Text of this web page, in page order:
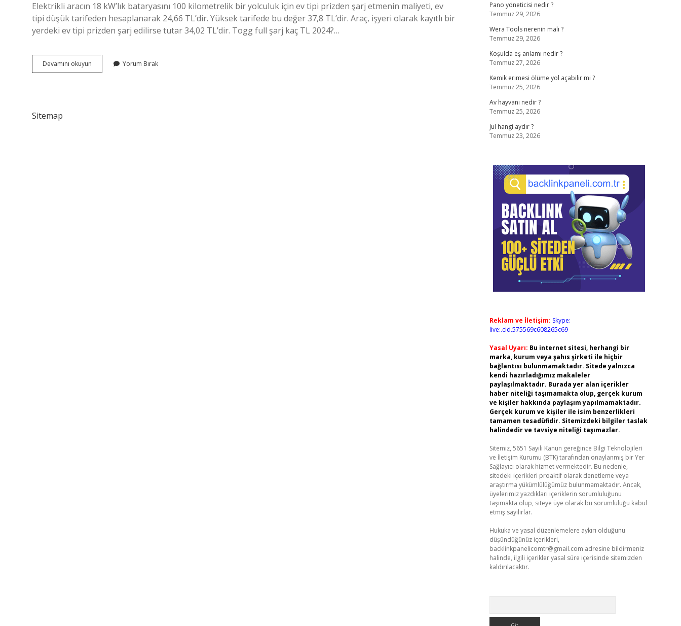
Elektrikli aracın 18 kW’lık bataryasını 100 kilometrelik bir yolculuk için ev tipi prizden şarj etmenin maliyeti, ev
tipi düşük tarifeden hesaplanarak 24,66 TL’dir. Yüksek tarifede bu değer 37,8 TL’dir. Araç, işyeri olarak kayıtlı bir
yerdeki ev tipi prizden şarj edilirse tutar 34,02 TL’dir. Togg full şarj kaç TL 2024?…
Devamını okuyun Elektrikli
Araç
Yorum Bırak
Sitemap
Pano yöneticisi nedir ?
Temmuz 29, 2026
Wera Tools nerenin malı ?
Temmuz 29, 2026
Koşulda eş anlamı nedir ?
Temmuz 27, 2026
Kemik erimesi ölüme yol açabilir mi ?
Temmuz 25, 2026
Av hayvanı nedir ?
Temmuz 25, 2026
Jul hangi aydır ?
Temmuz 23, 2026
Reklam ve İletişim: Skype:
live:.cid.575569c608265c69
Yasal Uyarı: Bu internet sitesi, herhangi bir
marka, kurum veya şahıs şirketi ile hiçbir
bağlantısı bulunmamaktadır. Sitede yalnızca
kendi hazırladığımız makaleler
paylaşılmaktadır. Burada yer alan içerikler
haber niteliği taşımamakta olup, gerçek kurum
ve kişiler hakkında paylaşım yapılmamaktadır.
Gerçek kurum ve kişiler ile isim benzerlikleri
tamamen tesadüfidir. Sitemizdeki bilgiler taslak
halindedir ve tavsiye niteliği taşımazlar.
Sitemiz, 5651 Sayılı Kanun gereğince Bilgi Teknolojileri
ve İletişim Kurumu (BTK) tarafından onaylanmış bir Yer
Sağlayıcı olarak hizmet vermektedir. Bu nedenle,
sitedeki içerikleri proaktif olarak denetleme veya
araştırma yükümlülüğümüz bulunmamaktadır. Ancak,
üyelerimiz yazdıkları içeriklerin sorumluluğunu
taşımakta olup, siteye üye olarak bu sorumluluğu kabul
etmiş sayılırlar.
Hukuka ve yasal düzenlemelere aykırı olduğunu
düşündüğünüz içerikleri,
backlinkpanelicomtr@gmail.com adresine bildirmeniz
halinde, ilgili içerikler yasal süre içerisinde sitemizden
kaldırılacaktır.